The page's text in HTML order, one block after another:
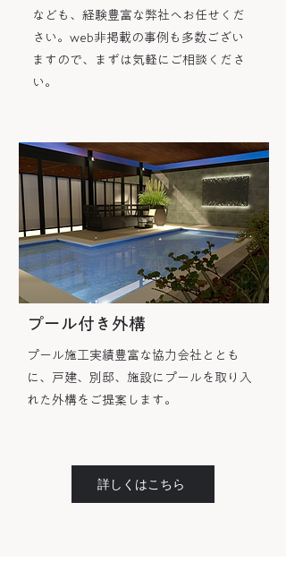
なども、経験豊富な弊社へお任せくだ
さい。web非掲載の事例も多数ござい
ますので、まずは気軽にご相談くださ
い。
プール付き外構
プール施工実績豊富な協力会社ととも
に、戸建、別邸、施設にプールを取り入
れた外構をご提案します。
詳しくはこちら